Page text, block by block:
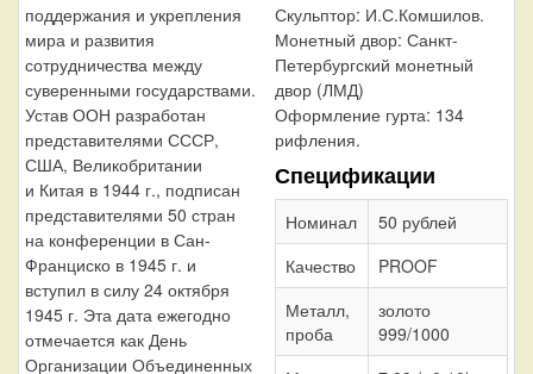
поддержания и укрепления
мира и развития
сотрудничества между
суверенными государствами.
Устав ООН разработан
представителями СССР,
США, Великобритании
и Китая в 1944 г., подписан
представителями 50 стран
на конференции в Сан-
Франциско в 1945 г. и
вступил в силу 24 октября
1945 г. Эта дата ежегодно
отмечается как День
Организации Объединенных
Скульптор: И.С.Комшилов.
Монетный двор: Санкт-
Петербургский монетный
двор (ЛМД)
Оформление гурта: 134
рифления.
Спецификации
Номинал
50 рублей
Качество
PROOF
Металл,
проба
золото
999/1000